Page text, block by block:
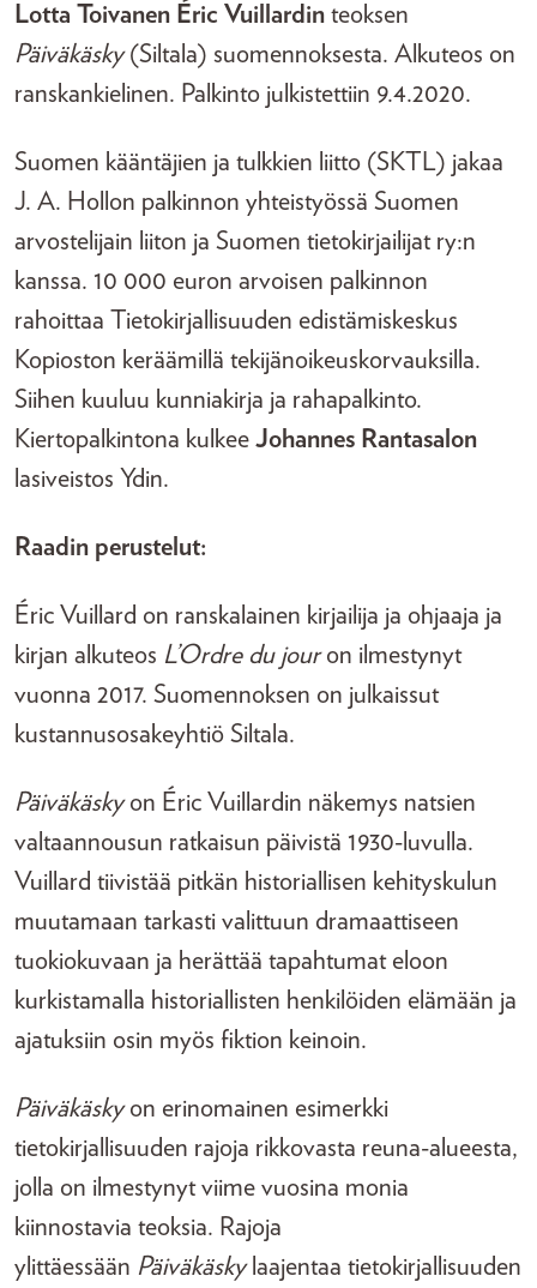
Lotta Toivanen Éric Vuillardin teoksen
Päiväkäsky(Siltala) suomennoksesta. Alkuteos on
ranskankielinen. Palkinto julkistettiin 9.4.2020.
Suomen kääntäjien ja tulkkien liitto (SKTL) jakaa
J. A. Hollon palkinnon yhteistyössä Suomen
arvostelijain liiton ja Suomen tietokirjailijat ry:n
kanssa. 10 000 euron arvoisen palkinnon
rahoittaa Tietokirjallisuuden edistämiskeskus
Kopioston keräämillä tekijänoikeuskorvauksilla.
Siihen kuuluu kunniakirja ja rahapalkinto.
Kiertopalkintona kulkee Johannes Rantasalon
lasiveistos Ydin.
Raadin perustelut:
Éric Vuillard on ranskalainen kirjailija ja ohjaaja ja
kirjan alkuteos L’Ordre du jouron ilmestynyt
vuonna 2017. Suomennoksen on julkaissut
kustannusosakeyhtiö Siltala.
Päiväkäskyon Éric Vuillardin näkemys natsien
valtaannousun ratkaisun päivistä 1930-luvulla.
Vuillard tiivistää pitkän historiallisen kehityskulun
muutamaan tarkasti valittuun dramaattiseen
tuokiokuvaan ja herättää tapahtumat eloon
kurkistamalla historiallisten henkilöiden elämään ja
ajatuksiin osin myös fiktion keinoin.
Päiväkäskyon erinomainen esimerkki
tietokirjallisuuden rajoja rikkovasta reuna-alueesta,
jolla on ilmestynyt viime vuosina monia
kiinnostavia teoksia. Rajoja
ylittäessään Päiväkäsky laajentaa tietokirjallisuuden